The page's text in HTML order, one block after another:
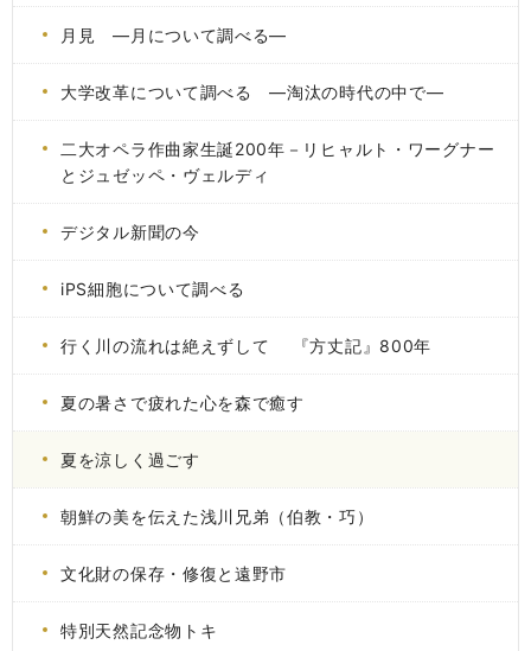
月見 ―月について調べる―
大学改革について調べる ―淘汰の時代の中で―
二大オペラ作曲家生誕200年－リヒャルト・ワーグナー
とジュゼッペ・ヴェルディ
デジタル新聞の今
iPS細胞について調べる
行く川の流れは絶えずして 『方丈記』800年
夏の暑さで疲れた心を森で癒す
夏を涼しく過ごす
朝鮮の美を伝えた浅川兄弟（伯教・巧）
文化財の保存・修復と遠野市
特別天然記念物トキ